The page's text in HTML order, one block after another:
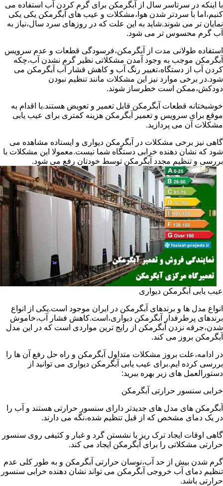
با اینکه در سرتاسر سال از آبگرمکن برای گرم کردن آب استفاده می
کنیم،اما با سردتر شدن هوا،مشکلات و عیب های آبگرمکن یکی یکی
نمایان تر می شوند.شاید به این علت که در روزهای سرد سال،نیاز به
آب گرم محسوس تر می شود.
استفاده طولانی مدت از آبگرمکن،فرسودگی قطعات و عدم سرویس
آبگرمکن موجب به وجود آمدن مشکلاتی نظیر گرم نشدن آب،چکه
کردن آب از دستگاه،تغییر رنگ آب و کاهش فشار آب آبگرمکن می
شود.در برخی موارد نیز این مشکلات مانند تنظیم نبودن
دودکش،ممکن است خطرساز شوند.
خوشبختانه قطعات آبگرمکن قابل تعمیر و تعویض هستند.با اقدام به
موقع برای سرویس و تعمیر آبگرمکن هزینه کمتری برای عیب یابی
مشکلات آن می پردازید.
گاهی نیز برخی مشکلات در آبگرمکن دیواری و ایستاده مشاهده می
شود که نشان دهنده خرابی دستگاه شما نیست.معمولا این مشکلات با
بررسی و تنظیم مجدد آبگرمکن توسط خودتان رفع می شود.
عیب یابی آبگرمکن دیواری
انواع مدل ها و برندهای آبگرمکن در ایران موجود است.یکی از انواع
برندهای پرطرفدار آبگرمکن دیواری،است.کاهش فشار آب،خاموش
شدن،جرقه نزدن آبگرمکن از رایج ترین مواردی است که در این مدل
آبگرمکن بروز می کند.
در ادامه،علت بروز مشکلات متداول آبگرمکن و راه حل رفع آن ها را
بررسی کرده ایم.برای عیب یابی آبگرمکن دیواری می توانید از
دستورالعمل های زیر بهره ببرید:
خرابی سنسور حرارتی آبگرمکن
آبگرمکن های مدل های جدیدتر دارای سنسور حرارتی هستند و آب را
در یک دمای مشخص که از قبل تنظیم شده،نگه می دارند.
گاهی اوقات ایجاد ترک ریز یا نشستن گرد و غبار و کثیفی روی سنسور
حرارتی مشکلاتی را برای آبگرمکن ایجاد می کند.
گرم شدن بیش از حد آب،نوسان حرارتی آبگرمکن و به طور کلی عدم
تنظیم دمای آب خروجی آبگرمکن می تواند نشان دهنده خرابی سنسور
حرارتی باشد.